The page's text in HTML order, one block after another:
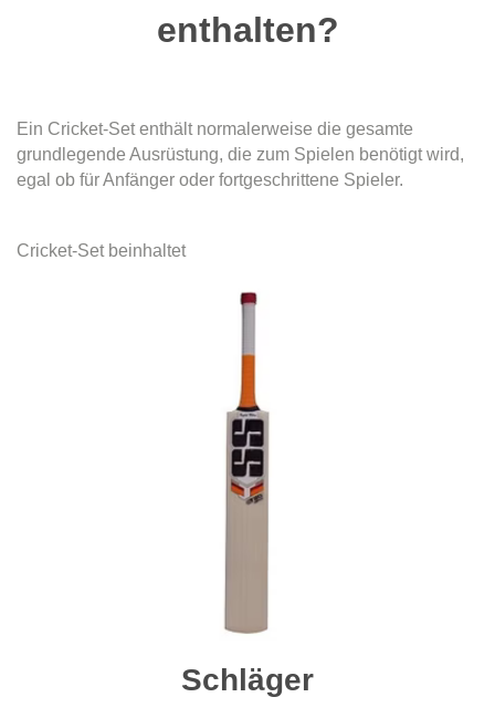
enthalten?
Ein Cricket-Set enthält normalerweise die gesamte
grundlegende Ausrüstung, die zum Spielen benötigt wird,
egal ob für Anfänger oder fortgeschrittene Spieler.
Cricket-Set beinhaltet
Schläger